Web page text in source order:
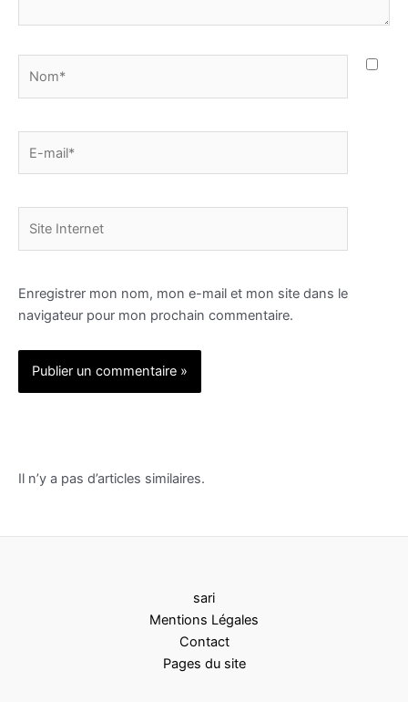
mail*
Internet
Enregistrer mon nom, mon e-mail et mon site dans le
navigateur pour mon prochain commentaire.
Il n’y a pas d’articles similaires.
sari
Mentions Légales
Contact
Pages du site